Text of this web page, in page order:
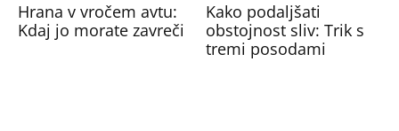
Hrana v vročem avtu:
Kdaj jo morate zavreči
Kako podaljšati
obstojnost sliv: Trik s
tremi posodami